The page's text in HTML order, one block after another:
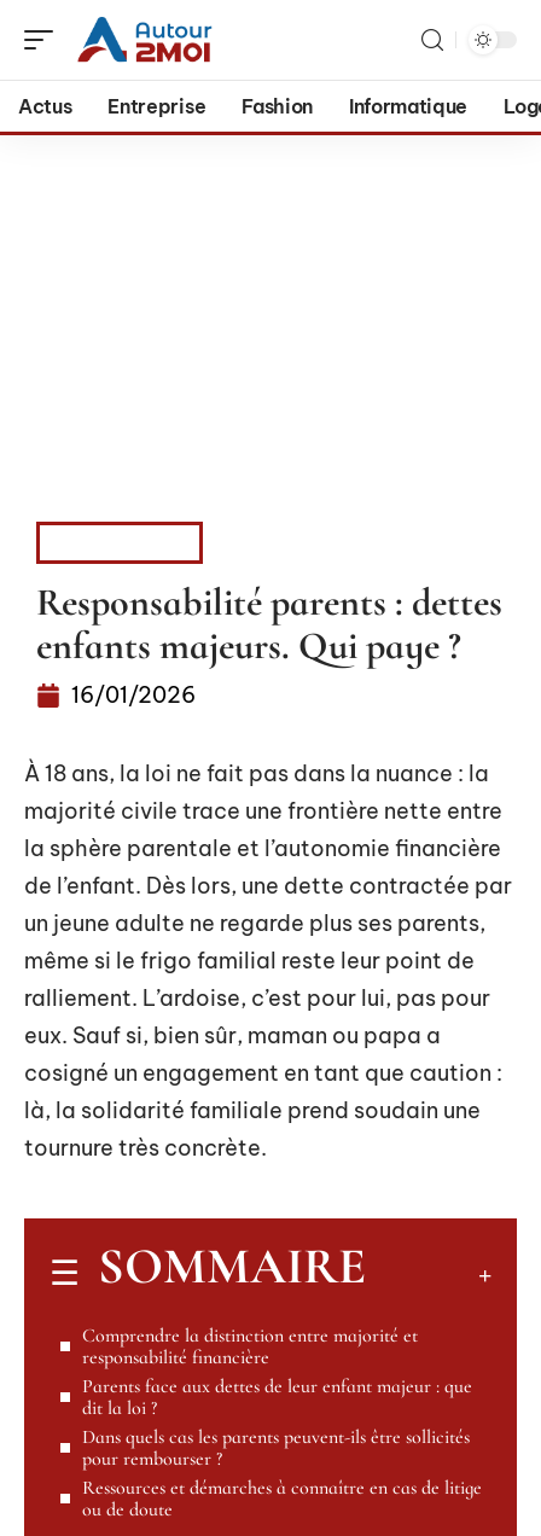
Actus Entreprise Fashion Informatique
Responsabilité parents : dettes
enfants majeurs. Qui paye ?
16/01/2026
À 18 ans, la loi ne fait pas dans la nuance : la
majorité civile trace une frontière nette entre
la sphère parentale et l’autonomie financière
de l’enfant. Dès lors, une dette contractée par
un jeune adulte ne regarde plus ses parents,
même si le frigo familial reste leur point de
ralliement. L’ardoise, c’est pour lui, pas pour
eux. Sauf si, bien sûr, maman ou papa a
cosigné un engagement en tant que caution :
là, la solidarité familiale prend soudain une
tournure très concrète.
SOMMAIRE
Comprendre la distinction entre majorité et
responsabilité financière
Parents face aux dettes de leur enfant majeur : que
dit la loi ?
Dans quels cas les parents peuvent-ils être sollicités
pour rembourser ?
Ressources et démarches à connaître en cas de litige
ou de doute